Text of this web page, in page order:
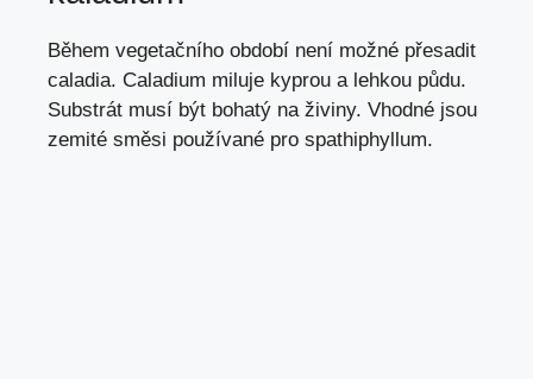
Během vegetačního období není možné přesadit
caladia. Caladium miluje kyprou a lehkou půdu.
Substrát musí být bohatý na živiny. Vhodné jsou
zemité směsi používané pro spathiphyllum.